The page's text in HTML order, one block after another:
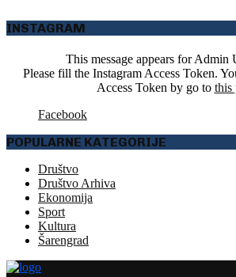
INSTAGRAM
This message appears for Admin
Please fill the Instagram Access Token.
Access Token by go to this
Facebook
POPULARNE KATEGORIJE
Društvo
Društvo Arhiva
Ekonomija
Sport
Kultura
Šarengrad